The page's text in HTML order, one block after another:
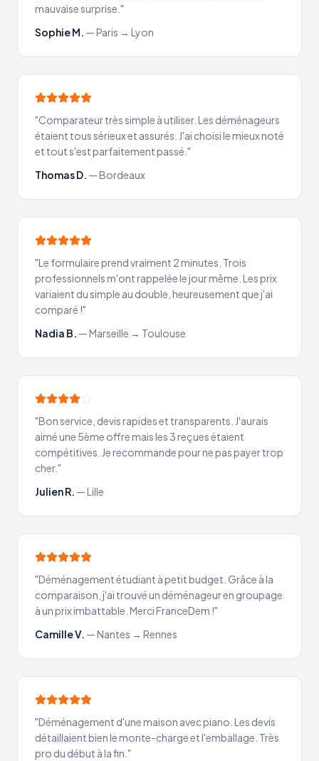
mauvaise surprise. "
Sophie M. —Paris → Lyon
"Comparateur très simple à utiliser. Les déménageurs
étaient tous sérieux et assurés. J'ai choisi le mieux noté
et tout s'est parfaitement passé. "
Thomas D. —Bordeaux
"Le formulaire prend vraiment 2 minutes. Trois
professionnels m'ont rappelée le jour même. Les prix
variaient du simple au double, heureusement que j'ai
comparé !"
Nadia B. —Marseille → Toulouse
"Bon service, devis rapides et transparents. J'aurais
aimé une 5ème offre mais les 3 reçues étaient
compétitives. Je recommande pour ne pas payer trop
cher."
Julien R. —Lille
"Déménagement étudiant à petit budget. Grâce à la
comparaison, j'ai trouvé un déménageur en groupage
à un prix imbattable. Merci FranceDem !"
Camille V. —Nantes → Rennes
"Déménagement d'une maison avec piano. Les devis
détaillaient bien le monte-charge et l'emballage. Très
pro du début à la fin. "